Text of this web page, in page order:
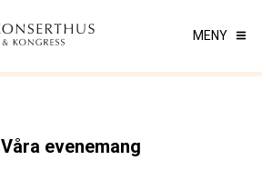
MENY
Våra evenemang